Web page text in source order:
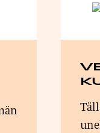
Tällä viikolla on hyvä syy tehdä koru-